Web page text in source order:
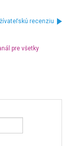
recenziu
pre všetky